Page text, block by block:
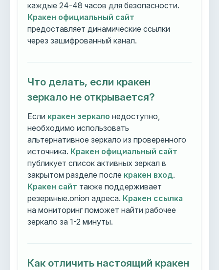
каждые 24-48 часов для безопасности.
Кракен официальный сайт
предоставляет динамические ссылки
через зашифрованный канал.
Что делать, если кракен
зеркало не открывается?
Если кракен зеркало недоступно,
необходимо использовать
альтернативное зеркало из проверенного
источника. Кракен официальный сайт
публикует список активных зеркал в
закрытом разделе после кракен вход.
Кракен сайт также поддерживает
резервные.onion адреса. Кракен ссылка
на мониторинг поможет найти рабочее
зеркало за 1-2 минуты.
Как отличить настоящий кракен